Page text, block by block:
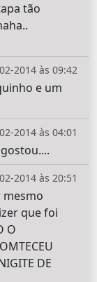
tão
2014 às 09:42
e um
2014 às 04:01
2014 às 20:51
mesmo
que foi
O
DE